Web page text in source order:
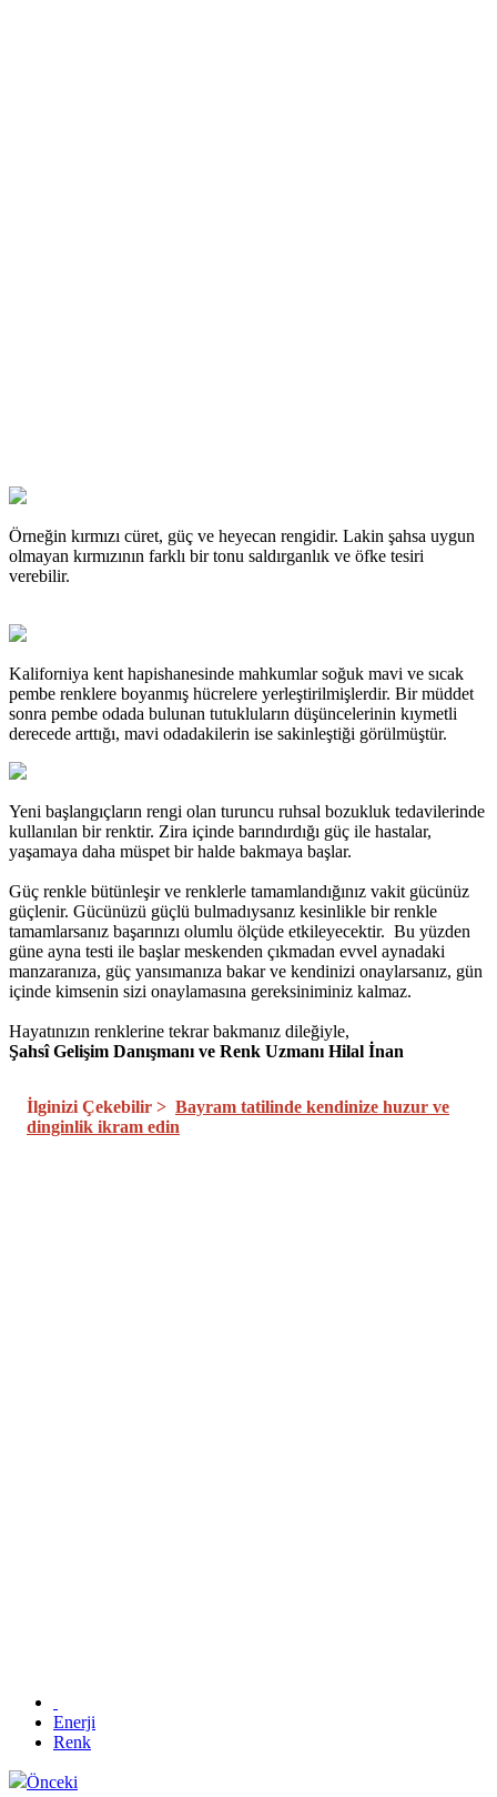
Örneğin kırmızı cüret, güç ve heyecan rengidir. Lakin şahsa uygun
olmayan kırmızının farklı bir tonu saldırganlık ve öfke tesiri
verebilir.
Kaliforniya kent hapishanesinde mahkumlar soğuk mavi ve sıcak
pembe renklere boyanmış hücrelere yerleştirilmişlerdir. Bir müddet
sonra pembe odada bulunan tutukluların düşüncelerinin kıymetli
derecede arttığı, mavi odadakilerin ise sakinleştiği görülmüştür.
Yeni başlangıçların rengi olan turuncu ruhsal bozukluk tedavilerinde
kullanılan bir renktir. Zira içinde barındırdığı güç ile hastalar,
yaşamaya daha müspet bir halde bakmaya başlar.
Güç renkle bütünleşir ve renklerle tamamlandığınız vakit gücünüz
güçlenir. Gücünüzü güçlü bulmadıysanız kesinlikle bir renkle
tamamlarsanız başarınızı olumlu ölçüde etkileyecektir. Bu yüzden
güne ayna testi ile başlar meskenden çıkmadan evvel aynadaki
manzaranıza, güç yansımanıza bakar ve kendinizi onaylarsanız, gün
içinde kimsenin sizi onaylamasına gereksiniminiz kalmaz.
Hayatınızın renklerine tekrar bakmanız dileğiyle,
Şahsî Gelişim Danışmanı ve Renk Uzmanı Hilal İnan
İlginizi Çekebilir > Bayram tatilinde kendinize huzur ve
dinginlik ikram edin
Enerji
Renk
Önceki